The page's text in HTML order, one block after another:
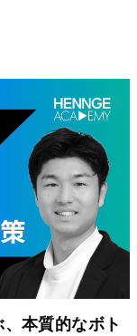
本質的なボト